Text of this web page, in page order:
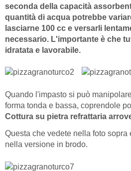
seconda della capacità
quantità di acqua potrebbe
lasciarne 100 cc e versarli
necessario. L'importante è che
idratata e lavorabile.
Quando l'impasto si può
forma tonda e bassa, coprendole
Cottura su pietra refrattaria
Questa che vedete nella foto sopra
nella versione in brodo.